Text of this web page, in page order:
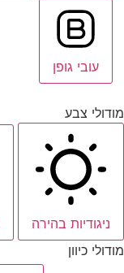
עובי גופן
מודולי צבע
ניגודיות בהירה
מודולי כיוון